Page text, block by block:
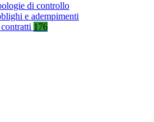
di controllo
e adempimenti
176